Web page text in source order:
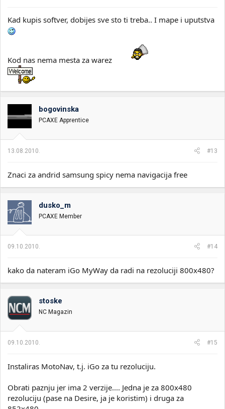
Kad kupis softver, dobijes sve sto ti treba.. I mape i uputstva
Kod nas nema mesta za warez
bogovinska
PCAXE Apprentice
13.08.2010. #13
Znaci za andrid samsung spicy nema navigacija free
dusko_m
PCAXE Member
09.10.2010. #14
kako da nateram iGo MyWay da radi na rezoluciji 800x480?
stoske
NC Magazin
09.10.2010. #15
Instaliras MotoNav, t.j. iGo za tu rezoluciju.
Obrati paznju jer ima 2 verzije.... Jedna je za 800x480
rezoluciju (pase na Desire, ja je koristim) i druga za